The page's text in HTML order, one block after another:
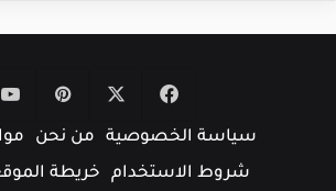
فيسبوك
سياسة الخصوصية من نحن
شروط الاستخدام
خريطة